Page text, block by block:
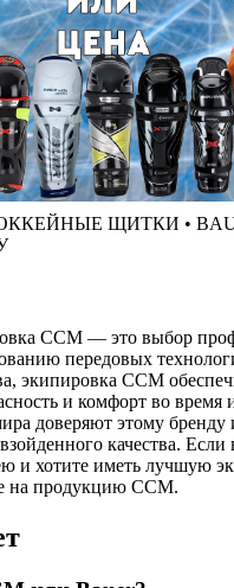
ЩИТКИ •
CCM — это выбор
передовых
экипировка CCM
и комфорт во время
доверяют этому
качества. Если
и хотите иметь лучшую
на продукцию CCM.